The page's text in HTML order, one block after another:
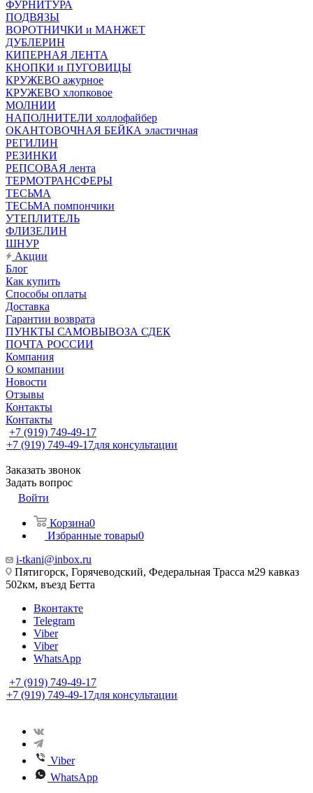
ФУРНИТУРА
ПОДВЯЗЫ
ВОРОТНИЧКИ и МАНЖЕТ
ДУБЛЕРИН
КИПЕРНАЯ ЛЕНТА
КНОПКИ и ПУГОВИЦЫ
КРУЖЕВО ажурное
КРУЖЕВО хлопковое
МОЛНИИ
НАПОЛНИТЕЛИ холлофайбер
ОКАНТОВОЧНАЯ БЕЙКА эластичная
РЕГИЛИН
РЕЗИНКИ
РЕПСОВАЯ лента
ТЕРМОТРАНСФЕРЫ
ТЕСЬМА
ТЕСЬМА помпончики
УТЕПЛИТЕЛЬ
ФЛИЗЕЛИН
ШНУР
Акции
Блог
Как купить
Способы оплаты
Доставка
Гарантии возврата
ПУНКТЫ САМОВЫВОЗА СДЕК
ПОЧТА РОССИИ
Компания
О компании
Новости
Отзывы
Контакты
Контакты
+7 (919) 749-49-17
+7 (919) 749-49-17для консультации
Заказать звонок
Задать вопрос
Войти
Корзина0
Избранные товары0
i-tkani@inbox.ru
Пятигорск, Горячеводский, Федеральная Трасса м29 кавказ
502км, въезд Бетта
Вконтакте
Telegram
Viber
Viber
WhatsApp
+7 (919) 749-49-17
+7 (919) 749-49-17для консультации
Viber
WhatsApp